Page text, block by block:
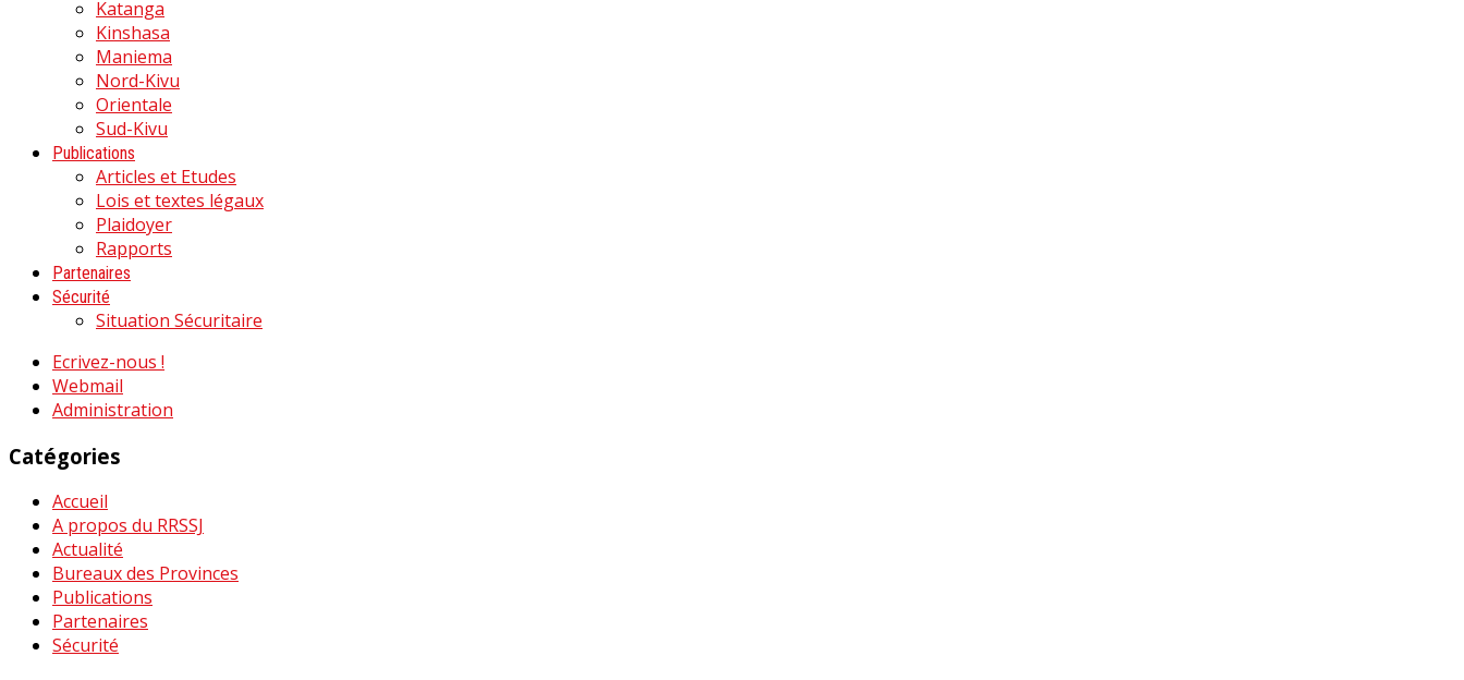
Katanga
Kinshasa
Maniema
Nord-Kivu
Orientale
Sud-Kivu
Publications
Articles et Etudes
Lois et textes légaux
Plaidoyer
Rapports
Partenaires
Sécurité
Situation Sécuritaire
Ecrivez-nous !
Webmail
Administration
Catégories
Accueil
A propos du RRSSJ
Actualité
Bureaux des Provinces
Publications
Partenaires
Sécurité